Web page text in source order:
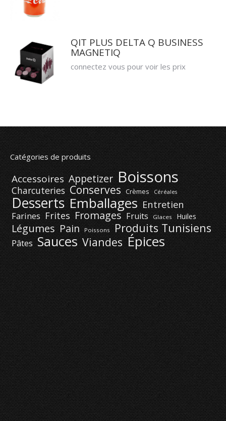
QIT PLUS DELTA Q BUSINESS
MAGNETIQ
connectez vous pour voir les prix
Catégories de produits
Accessoires Appetizer Boissons
Charcuteries Conserves Crèmes Céréales
Desserts Emballages Entretien
Farines Frites Fromages Fruits Glaces Huiles
Légumes Pain Poissons Produits Tunisiens
Pâtes Sauces Viandes Épices